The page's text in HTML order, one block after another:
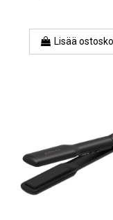
Lisää